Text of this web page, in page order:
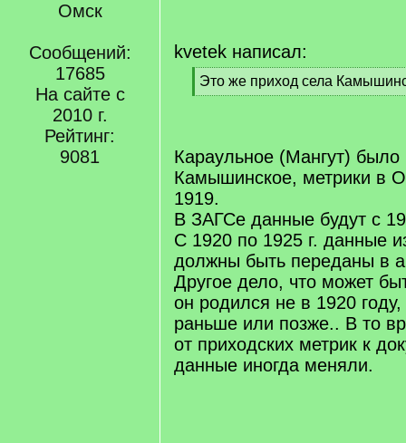
Омск
Сообщений:
17685
На сайте с
2010 г.
Рейтинг:
9081
kvetek написал:
[
q
Это же приход села
[
Караульное (Мангут) было
Камышинское, метрики в
1919.
В ЗАГСе данные будут с
С 1920 по 1925 г. данные
должны быть переданы в
Другое дело, что может
он родился не в 1920
раньше или позже.. В то
от приходских метрик к
данные иногда меняли.